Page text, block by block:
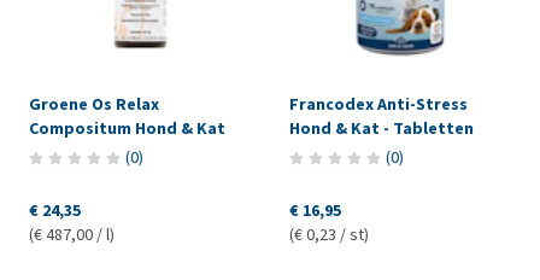
Groene Os Relax
Compositum Hond & Kat
(0)
€ 24,35
(€ 487,00 / l)
Francodex Anti-Stress
Hond & Kat - Tabletten
(0)
€ 16,95
(€ 0,23 / st)